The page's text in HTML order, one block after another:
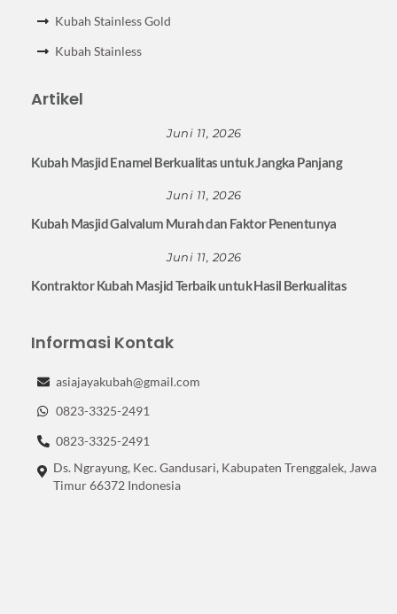
Kubah Stainless Gold
Kubah Stainless
Artikel
Juni 11, 2026
Kubah Masjid Enamel Berkualitas untuk Jangka Panjang
Juni 11, 2026
Kubah Masjid Galvalum Murah dan Faktor Penentunya
Juni 11, 2026
Kontraktor Kubah Masjid Terbaik untuk Hasil Berkualitas
Informasi Kontak
asiajayakubah@gmail.com
0823-3325-2491
0823-3325-2491
Ds. Ngrayung, Kec. Gandusari, Kabupaten Trenggalek, Jawa
Timur 66372 Indonesia